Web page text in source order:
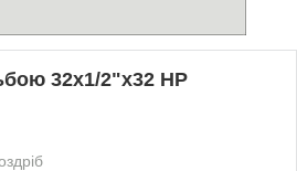
32х1/2"х32 НР